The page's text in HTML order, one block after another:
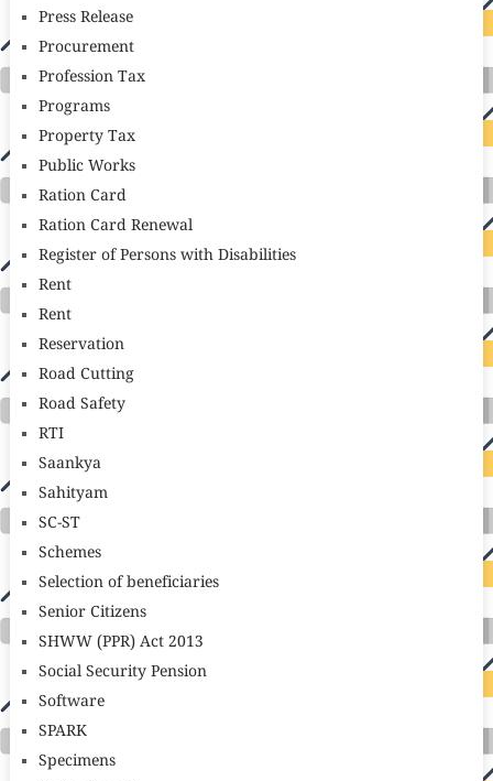
Press Release
Procurement
Profession Tax
Programs
Property Tax
Public Works
Ration Card
Ration Card Renewal
Register of Persons with Disabilities
Rent
Rent
Reservation
Road Cutting
Road Safety
RTI
Saankya
Sahityam
SC-ST
Schemes
Selection of beneficiaries
Senior Citizens
SHWW (PPR) Act 2013
Social Security Pension
Software
SPARK
Specimens